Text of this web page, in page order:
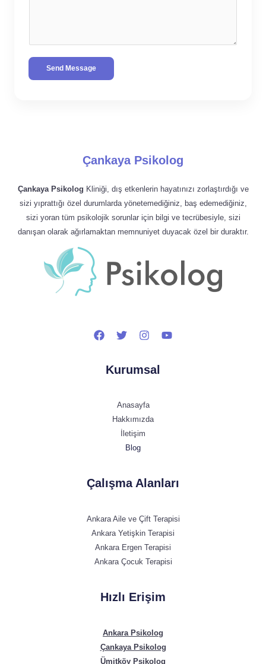
Send Message
Çankaya Psikolog
Çankaya Psikolog Kliniği, dış etkenlerin hayatınızı zorlaştırdığı ve
sizi yıprattığı özel durumlarda yönetemediğiniz, baş edemediğiniz,
sizi yoran tüm psikolojik sorunlar için bilgi ve tecrübesiyle, sizi
danışan olarak ağırlamaktan memnuniyet duyacak özel bir duraktır.
Kurumsal
Anasayfa
Hakkımızda
İletişim
Blog
Çalışma Alanları
Ankara Aile ve Çift Terapisi
Ankara Yetişkin Terapisi
Ankara Ergen Terapisi
Ankara Çocuk Terapisi
Hızlı Erişim
Ankara Psikolog
Çankaya Psikolog
Ümitköy Psikolog